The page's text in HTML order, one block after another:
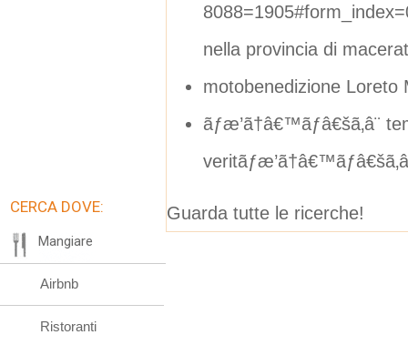
nella provincia di
motobenedizione Loreto
ãƒæ’ã†â€™ãƒâ€šã‚â¨
Guarda tutte le ricerche!
CERCA DOVE:
Mangiare
Airbnb
Ristoranti